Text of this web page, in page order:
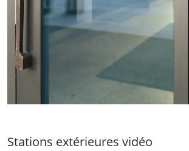
Stations extérieures vidéo